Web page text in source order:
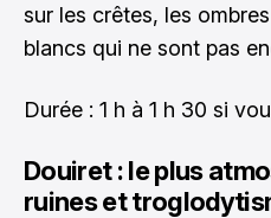
sur les crêtes, les
blancs qui ne sont pas
Durée : 1 h à 1 h 30 si
Douiret : le plus
ruines et